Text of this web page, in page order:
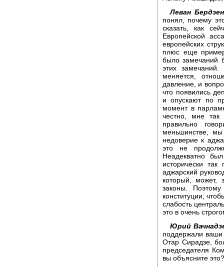
Леван
понял, почему
сказать, как
Европейской
европейских
плюс еще
было замечаний
этих
меняется,
давление, и
что появились
и опускают по
момент в
честно, мне так
правильно
меньшинстве,
недоверие к
это не
Неадекватно
исторически
аджарский
который, может,
законы. Поэтому
конституции,
слабость
это в очень
Юрий
поддержали
Отар Сирадзе,
председателя
вы объясните это?